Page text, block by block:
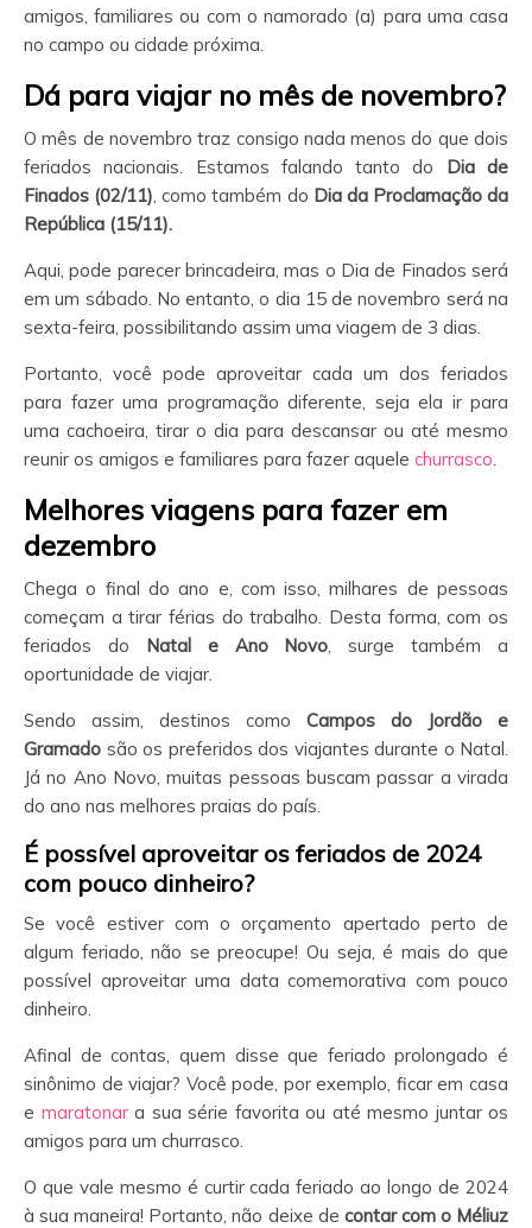
amigos, familiares ou com o namorado (a) para uma casa
no campo ou cidade próxima.
Dá para viajar no mês de novembro?
O mês de novembro traz consigo nada menos do que dois
feriados nacionais. Estamos falando tanto do Dia de
Finados (02/11) , como também do Dia da Proclamação da
República (15/11).
Aqui, pode parecer brincadeira, mas o Dia de Finados será
em um sábado. No entanto, o dia 15 de novembro será na
sexta-feira, possibilitando assim uma viagem de 3 dias.
Portanto, você pode aproveitar cada um dos feriados
para fazer uma programação diferente, seja ela ir para
uma cachoeira, tirar o dia para descansar ou até mesmo
reunir os amigos e familiares para fazer aquele churrasco
Melhores viagens para fazer em
dezembro
Chega o final do ano e, com isso, milhares de pessoas
começam a tirar férias do trabalho. Desta forma, com os
feriados do Natal e Ano Novo , surge também a
oportunidade de viajar.
Sendo assim, destinos como Campos do Jordão e
Gramado são os preferidos dos viajantes durante o Natal.
Já no Ano Novo, muitas pessoas buscam passar a virada
do ano nas melhores praias do país.
É possível aproveitar os feriados de 2024
com pouco dinheiro?
Se você estiver com o orçamento apertado perto de
algum feriado, não se preocupe! Ou seja, é mais do que
possível aproveitar uma data comemorativa com pouco
dinheiro.
Afinal de contas, quem disse que feriado prolongado é
sinônimo de viajar? Você pode, por exemplo, ficar em casa
e maratonara sua série favorita ou até mesmo juntar os
amigos para um churrasco.
O que vale mesmo é curtir cada feriado ao longo de 2024
à sua maneira! Portanto, não deixe de contar com o Méliuz